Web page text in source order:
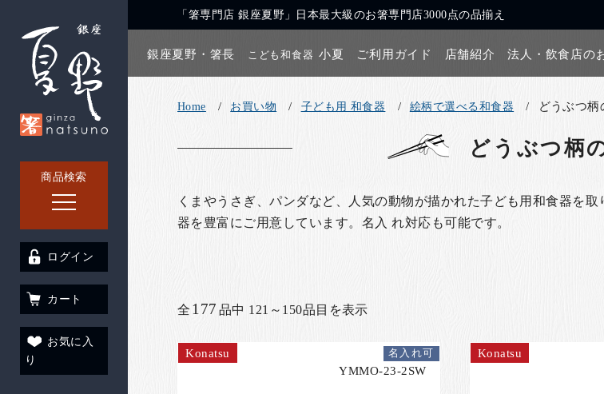
商品検索
「箸専門店 銀座夏野」日本最大級のお箸専門店3000点の品揃え
銀座夏野・箸長 こども和食器 小夏 ご利用ガイド 店舗紹介 法人・飲食店の
ログイン
カート
お気に入
り
Home お買い物 子ども用 和食器 絵柄で選べる和食器 どうぶつ柄
どうぶつ柄
くまやうさぎ、パンダなど、人気の動物が描かれた子ども用和食器を
器を豊富にご用意しています。名入 れ対応も可能です。
全 177 品中 121～150品目を表示
Konatsu
YMMO-23-2SW
名入れ可
Konatsu